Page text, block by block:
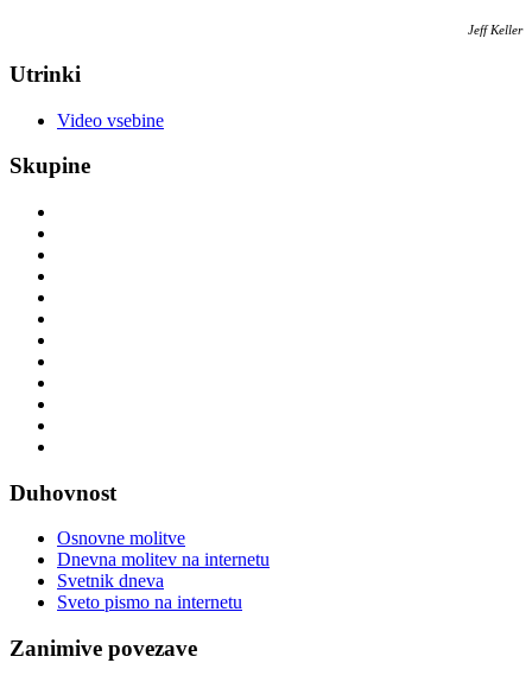
Jeff Keller
Utrinki
Video vsebine
Skupine
Duhovnost
Osnovne molitve
Dnevna molitev na internetu
Svetnik dneva
Sveto pismo na internetu
Zanimive povezave